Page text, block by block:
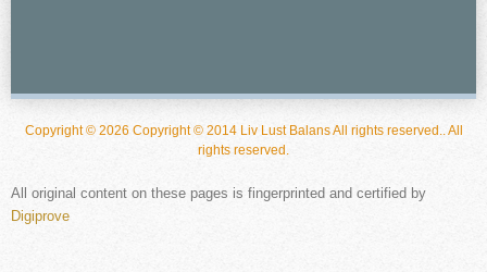
Copyright © 2026 Copyright © 2014 Liv Lust Balans All rights reserved.. All
rights reserved.
All original content on these pages is fingerprinted and certified by
Digiprove